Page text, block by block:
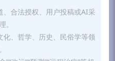
合法授权、用户投稿或AI采
。
、哲学、历史、民俗学等领